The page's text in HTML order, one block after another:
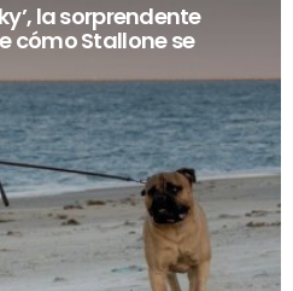
la sorprendente
cómo Stallone se